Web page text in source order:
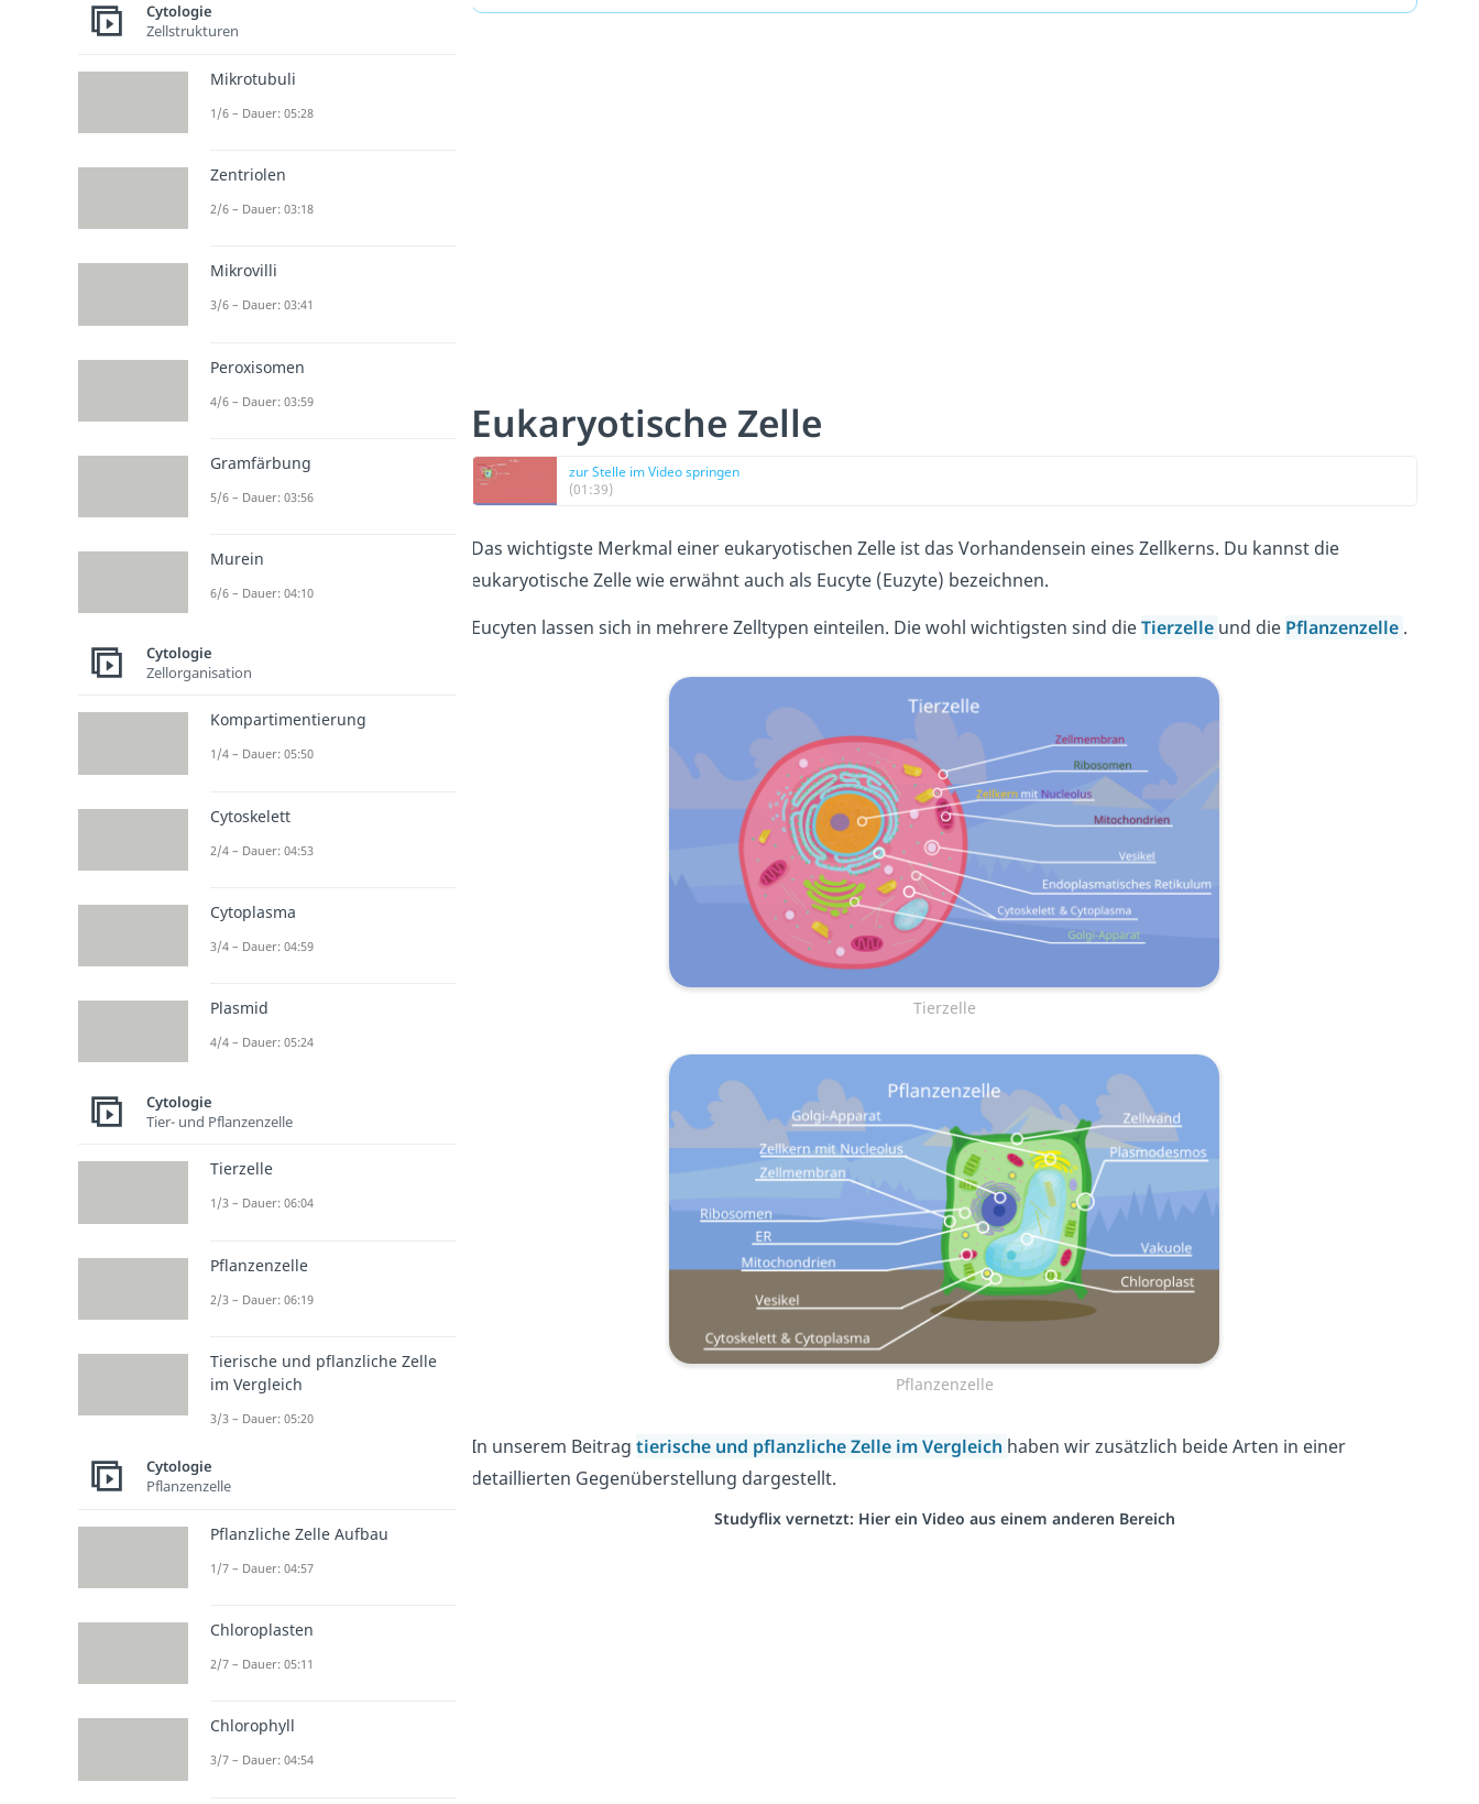
Eukaryotische Zelle
zur Stelle im Video springen
(01:39)
Das wichtigste Merkmal einer eukaryotischen Zelle ist das Vorhandensein eines Zellkerns. Du kannst die
eukaryotische Zelle wie erwähnt auch als Eucyte (Euzyte) bezeichnen.
Eucyten lassen sich in mehrere Zelltypen einteilen. Die wohl wichtigsten sind dieTierzelle und die Pflanzenzelle .
Tierzelle
Pflanzenzelle
In unserem Beitrag tierische und pflanzliche Zelle im Vergleich haben wir zusätzlich beide Arten in einer
detaillierten Gegenüberstellung dargestellt.
Studyflix vernetzt: Hier ein Video aus einem anderen Bereich
Cytologie
Zellstrukturen
Mikrotubuli
1/6 – Dauer: 05:28
Zentriolen
2/6 – Dauer: 03:18
Mikrovilli
3/6 – Dauer: 03:41
Peroxisomen
4/6 – Dauer: 03:59
Gramfärbung
5/6 – Dauer: 03:56
Murein
6/6 – Dauer: 04:10
Cytologie
Zellorganisation
Kompartimentierung
1/4 – Dauer: 05:50
Cytoskelett
2/4 – Dauer: 04:53
Cytoplasma
3/4 – Dauer: 04:59
Plasmid
4/4 – Dauer: 05:24
Cytologie
Tier- und Pflanzenzelle
Tierzelle
1/3 – Dauer: 06:04
Pflanzenzelle
2/3 – Dauer: 06:19
Tierische und pflanzliche Zelle
im Vergleich
3/3 – Dauer: 05:20
Cytologie
Pflanzenzelle
Pflanzliche Zelle Aufbau
1/7 – Dauer: 04:57
Chloroplasten
2/7 – Dauer: 05:11
Chlorophyll
3/7 – Dauer: 04:54